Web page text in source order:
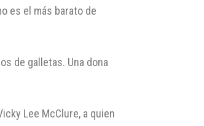
es el más barato de
de galletas. Una dona
Lee McClure, a quien